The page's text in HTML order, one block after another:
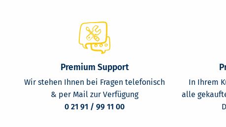
Premium Support
Wir stehen Ihnen bei Fragen telefonisch
& per Mail zur Verfügung
0 21 91 / 99 11 00
In Ihrem
alle